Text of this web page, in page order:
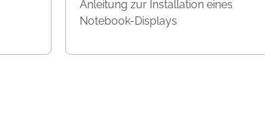
Anleitung zur Installation eines
Notebook-Displays